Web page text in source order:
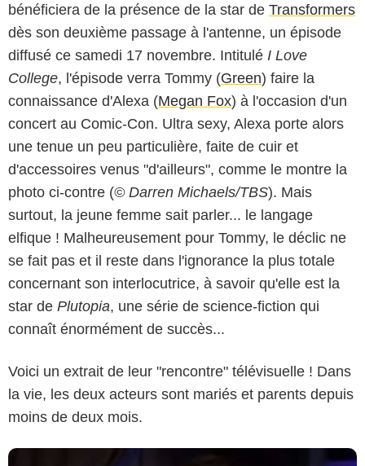
bénéficiera de la présence de la star de Transformers
dès son deuxième passage à l'antenne, un épisode
diffusé ce samedi 17 novembre. Intitulé I Love
College, l'épisode verra Tommy (Green) faire la
connaissance d'Alexa (Megan Fox) à l'occasion d'un
concert au Comic-Con. Ultra sexy, Alexa porte alors
une tenue un peu particulière, faite de cuir et
d'accessoires venus "d'ailleurs", comme le montre la
photo ci-contre (© Darren Michaels/TBS). Mais
surtout, la jeune femme sait parler... le langage
elfique ! Malheureusement pour Tommy, le déclic ne
se fait pas et il reste dans l'ignorance la plus totale
concernant son interlocutrice, à savoir qu'elle est la
star de Plutopia, une série de science-fiction qui
connaît énormément de succès...
Voici un extrait de leur "rencontre" télévisuelle ! Dans
la vie, les deux acteurs sont mariés et parents depuis
moins de deux mois.